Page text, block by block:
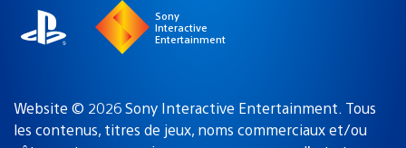
Sony
Interactive
Entertainment
Website © 2026 Sony Interactive Entertainment. Tous
les contenus, titres de jeux, noms commerciaux et/ou